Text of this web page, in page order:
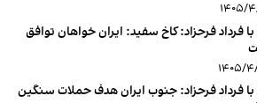
۴/۲۶
‏‏‏ ۲۴ با فرداد فرحزاد: کاخ سفید: ایران خواهان توافق
۴/۲۵
‏‏‏ ۲۴ با فرداد فرحزاد: جنوب ایران هدف حملات سنگین